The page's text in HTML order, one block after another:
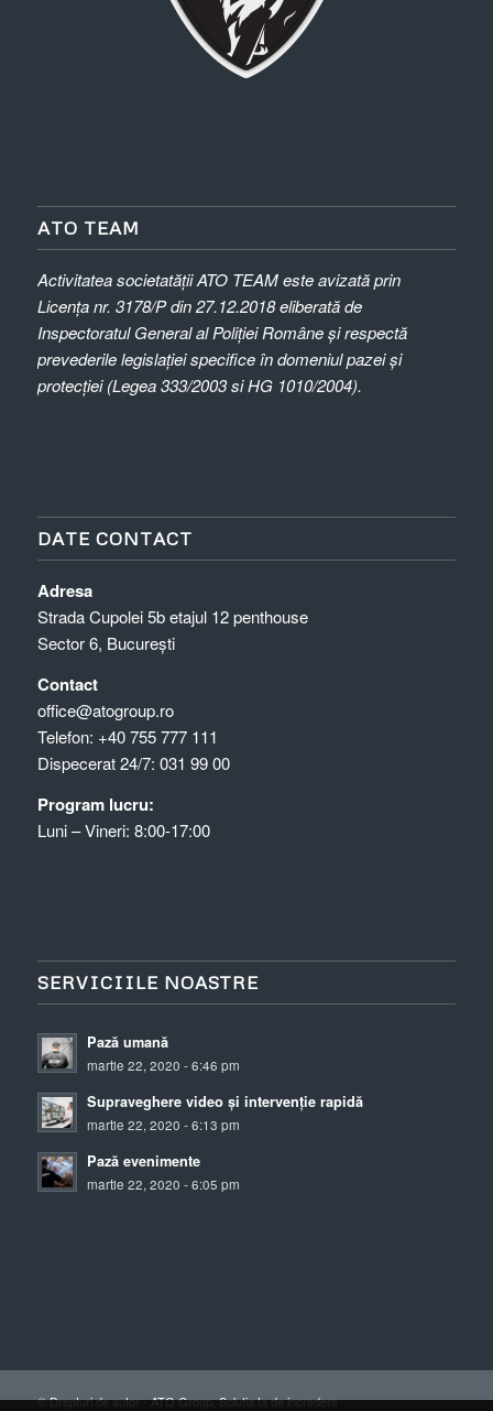
ATO TEAM
Activitatea societatății ATO TEAM este avizată prin
Licența nr. 3178/P din 27.12.2018eliberată de
Inspectoratul General al Poliției Române și respectă
prevederile legislației specifice în domeniul pazei și
protecției (Legea 333/2003 si HG 1010/2004).
DATE CONTACT
Adresa
Strada Cupolei 5b etajul 12 penthouse
Sector 6, București
Contact
office@atogroup.ro
Telefon: +40 755 777 111
Dispecerat 24/7: 031 99 00
Program lucru:
Luni – Vineri: 8:00-17:00
SERVICIILE NOASTRE
Pază umană
martie 22, 2020 - 6:46 pm
Supraveghere video și intervenție rapidă
martie 22, 2020 - 6:13 pm
Pază evenimente
martie 22, 2020 - 6:05 pm
© Drepturi de autor -ATO Group. Solutia ta de incredere